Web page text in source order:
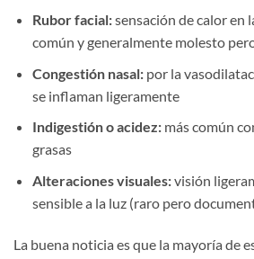
Rubor facial:sensación de calor en
común y generalmente molesto
Congestión nasal:por la
se inflaman ligeramente
Indigestión o acidez:más común
grasas
Alteraciones visuales:visión
sensible a la luz (raro pero
La buena noticia es que la mayoría de